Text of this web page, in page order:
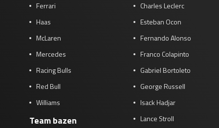
Ferrari
Haas
McLaren
Mercedes
Racing Bulls
Red Bull
Williams
Team bazen
Charles Leclerc
Esteban Ocon
Fernando Alonso
Franco Colapinto
Gabriel Bortoleto
George Russell
Isack Hadjar
Lance Stroll